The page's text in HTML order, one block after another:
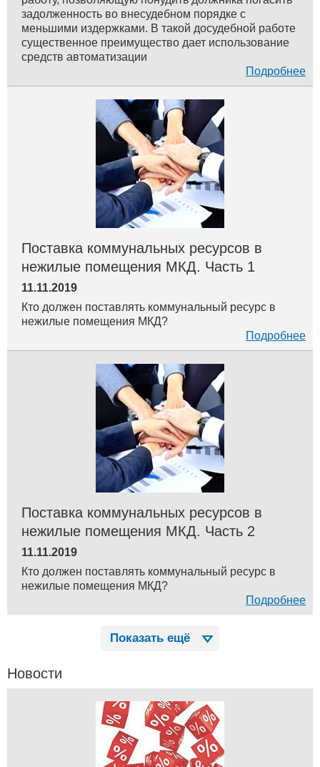
задолженность во внесудебном порядке с
меньшими издержками. В такой досудебной работе
существенное преимущество дает использование
средств автоматизации
Подробнее
Поставка коммунальных ресурсов в
нежилые помещения МКД. Часть 1
11.11.2019
Кто должен поставлять коммунальный ресурс в
нежилые помещения МКД?
Подробнее
Поставка коммунальных ресурсов в
нежилые помещения МКД. Часть 2
11.11.2019
Кто должен поставлять коммунальный ресурс в
нежилые помещения МКД?
Подробнее
Показать ещё
Новости